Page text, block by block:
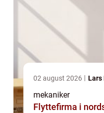
02 august 2026 Lars
mekaniker
Flyttefirma i